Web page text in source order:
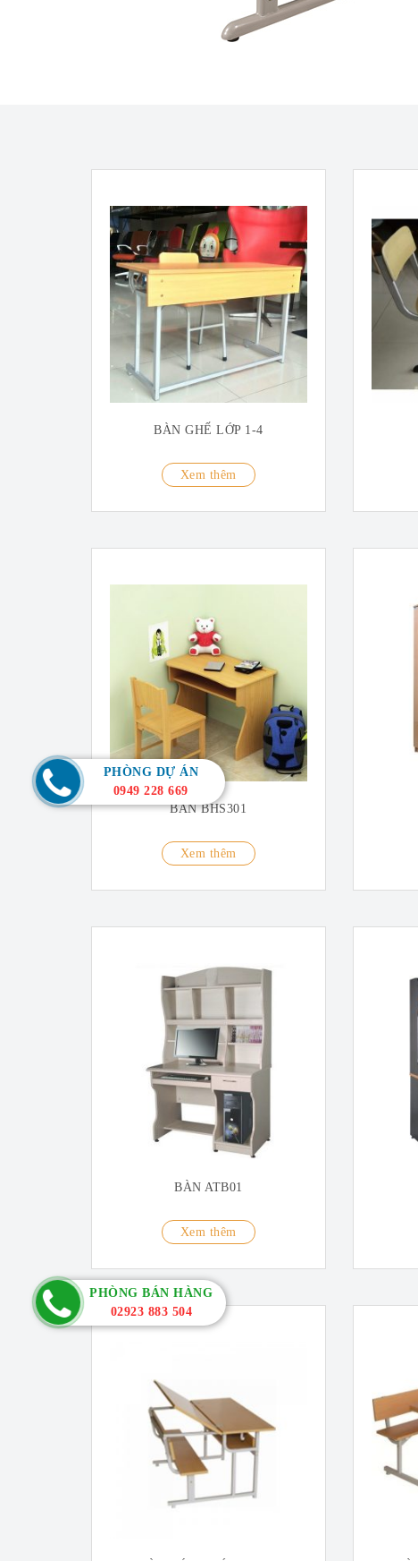
BÀN GHẾ LỚP 1-4
Xem thêm
BÀN BHS301
Xem thêm
BÀN ATB01
Xem thêm
PHÒNG DỰ ÁN
0949 228 669
PHÒNG BÁN HÀNG
02923 883 504